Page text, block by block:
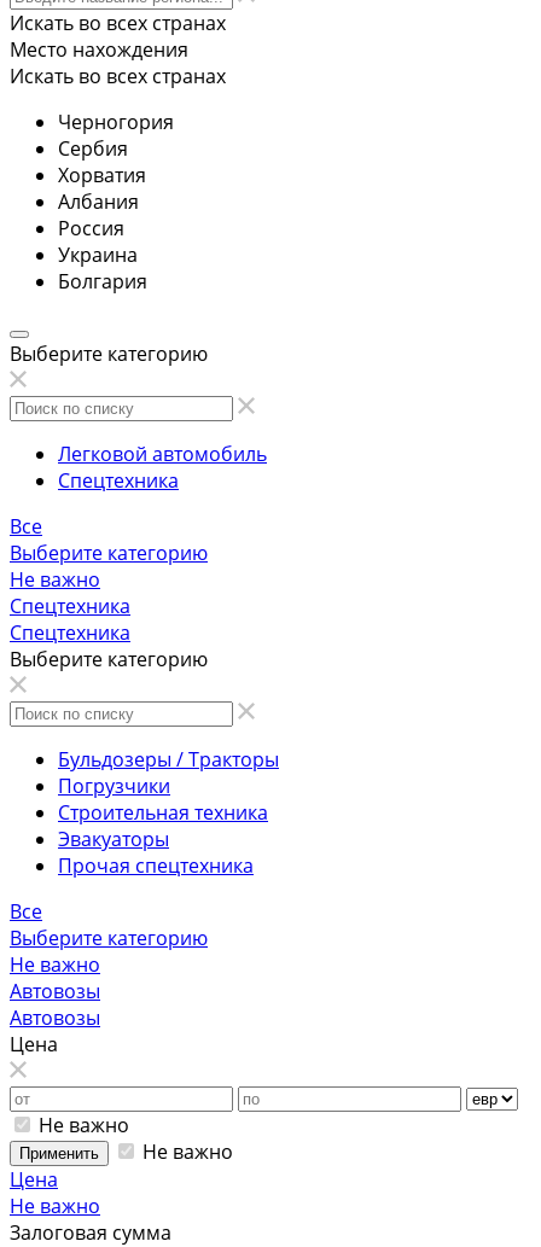
Искать во всех странах
Место нахождения
Искать во всех странах
Черногория
Сербия
Хорватия
Албания
Россия
Украина
Болгария
Выберите категорию
Легковой автомобиль
Спецтехника
Все
Выберите категорию
Не важно
Спецтехника
Спецтехника
Выберите категорию
Бульдозеры / Тракторы
Погрузчики
Строительная техника
Эвакуаторы
Прочая спецтехника
Все
Выберите категорию
Не важно
Автовозы
Автовозы
Цена
Не важно
Применить
Не важно
Цена
Не важно
Залоговая сумма